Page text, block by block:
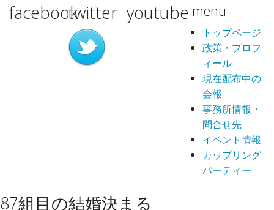
facebooktwitter youtube menu
トップページ
政策・プロフ
ィール
現在配布中の
会報
事務所情報・
問合せ先
イベント情報
カップリング
パーティー
87組目の結婚決まる